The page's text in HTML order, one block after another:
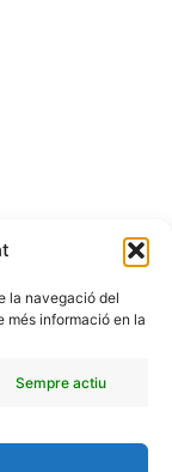
la navegació del
més informació en la
Sempre actiu